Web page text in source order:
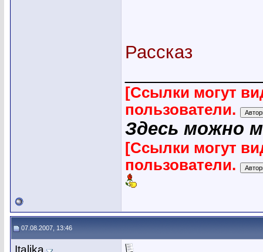
Рассказ
[Ссылки могут
пользователи.
Здесь можно
[Ссылки могут
пользователи.
07.08.2007, 13:46
Italika